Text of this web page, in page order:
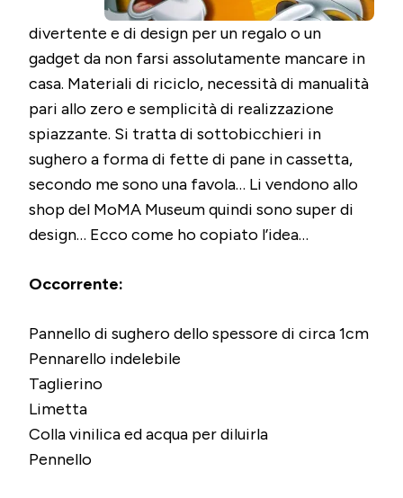
divertente e di design per un regalo o un
gadget da non farsi assolutamente mancare in
casa. Materiali di riciclo, necessità di manualità
pari allo zero e semplicità di realizzazione
spiazzante. Si tratta di sottobicchieri in
sughero a forma di fette di pane in cassetta,
secondo me sono una favola… Li vendono allo
shop del MoMA Museum quindi sono super di
design… Ecco come ho copiato l’idea…
Occorrente:
Pannello di sughero dello spessore di circa 1cm
Pennarello indelebile
Taglierino
Limetta
Colla vinilica ed acqua per diluirla
Pennello